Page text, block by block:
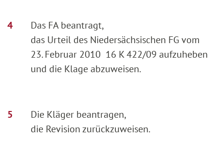
Das FA beantragt,
das Urteil des Niedersächsischen FG vom
23. Februar 2010 16 K 422/09 aufzuheben
und die Klage abzuweisen.
Die Kläger beantragen,
die Revision zurückzuweisen.